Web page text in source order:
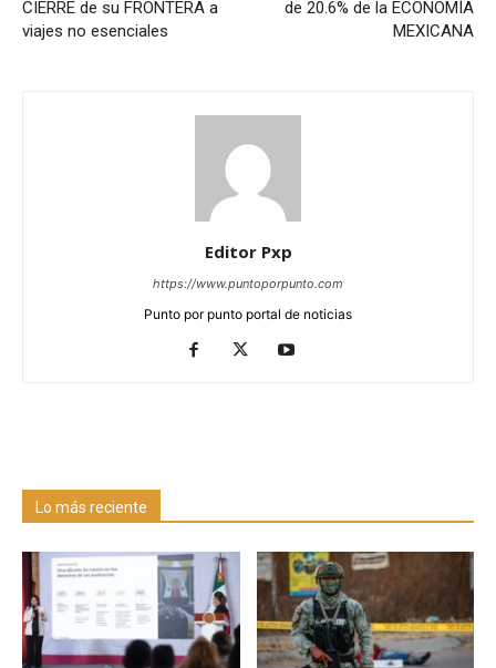
CIERRE de su FRONTERA a
viajes no esenciales
de 20.6% de la ECONOMÍA
MEXICANA
Editor Pxp
https://www.puntoporpunto.com
Punto por punto portal de noticias
Lo más reciente